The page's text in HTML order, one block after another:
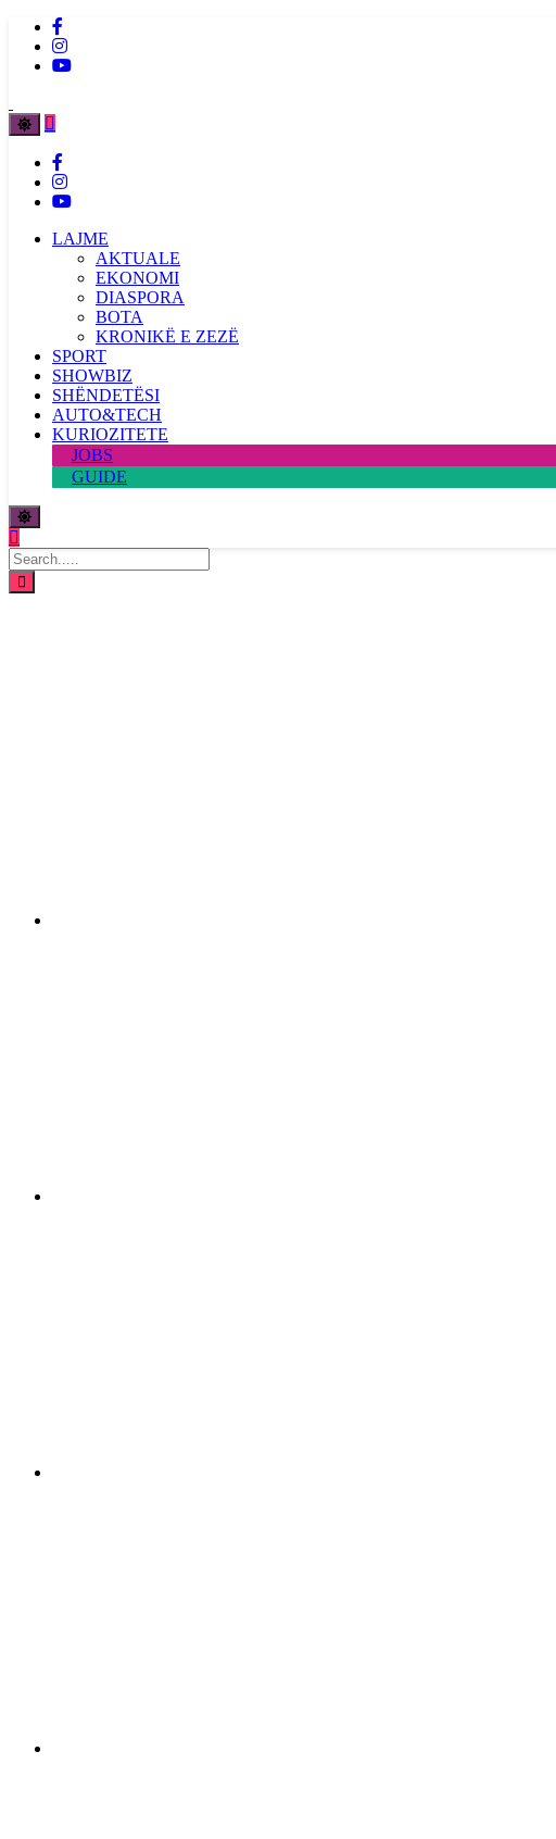
LAJME
AKTUALE
EKONOMI
DIASPORA
BOTA
KRONIKË E ZEZË
SPORT
SHOWBIZ
SHËNDETËSI
AUTO&TECH
KURIOZITETE
JOBS
GUIDE